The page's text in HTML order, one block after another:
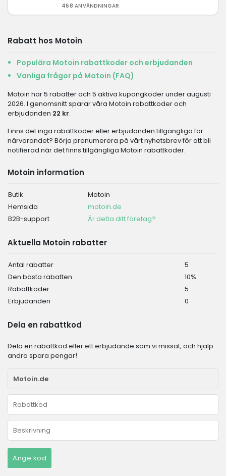
468 ANVÄNDNINGAR
Rabatt hos Motoin
Populära Motoin rabattkoder och erbjudanden
Vanliga frågor på Motoin (FAQ)
Motoin har 5 rabatter och 5 aktiva kupongkoder under augusti
2026. I genomsnitt sparar våra Motoin rabattkoder och
erbjudanden 22 kr.
Finns det inga rabattkoder eller erbjudanden tillgängliga för
närvarandet? Börja prenumerera på vårt nyhetsbrev för att bli
notifierad när det finns tillgängliga Motoin rabattkoder.
Motoin information
Butik
Motoin
Hemsida
motoin.de
B2B-support
Är detta ditt företag?
Aktuella Motoin rabatter
Antal rabatter
5
Den bästa rabatten
10%
Rabattkoder
5
Erbjudanden
0
Dela en rabattkod
Dela en rabattkod eller ett erbjudande som vi missat, och hjälp
andra spara pengar!
Ange kod